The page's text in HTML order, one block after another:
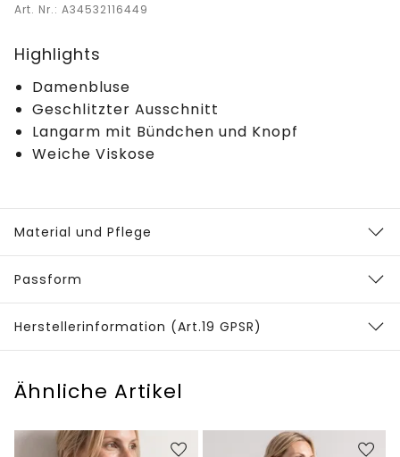
Art. Nr.: A34532116449
Highlights
Damenbluse
Geschlitzter Ausschnitt
Langarm mit Bündchen und Knopf
Weiche Viskose
Material und Pflege
Passform
Herstellerinformation (Art.19 GPSR)
Ähnliche Artikel